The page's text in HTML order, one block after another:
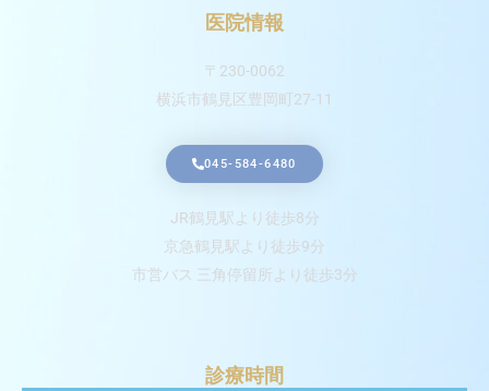
医院情報
〒230-0062
横浜市鶴見区豊岡町27-11
045-584-6480
JR鶴見駅より徒歩8分
京急鶴見駅より徒歩9分
市営バス 三角停留所より徒歩3分
診療時間